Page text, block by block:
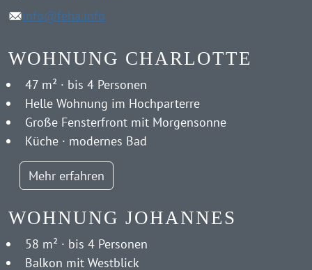
info@feha.info
WOHNUNG CHARLOTTE
47 m² · bis 4 Personen
Helle Wohnung im Hochparterre
Große Fensterfront mit Morgensonne
Küche · modernes Bad
Mehr erfahren
WOHNUNG JOHANNES
58 m² · bis 4 Personen
Balkon mit Westblick